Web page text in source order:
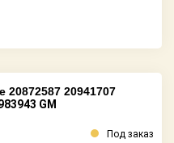
20941707
GM
Под заказ